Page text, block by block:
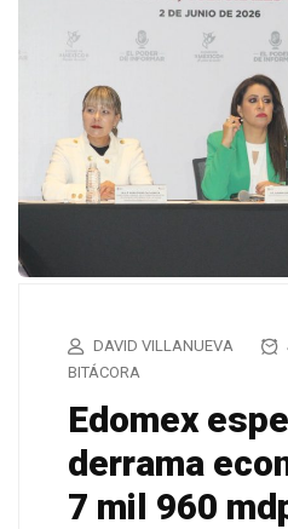
DAVID VILLANUEVA
BITÁCORA
Edomex
derrama
7 mil 960